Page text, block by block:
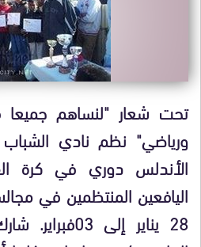
تحت شعار "لنساهم جميعا
ورياضي" نظم نادي
الأندلس دوري في كرة
اليافعين المنتظمين في
28 يناير إلى